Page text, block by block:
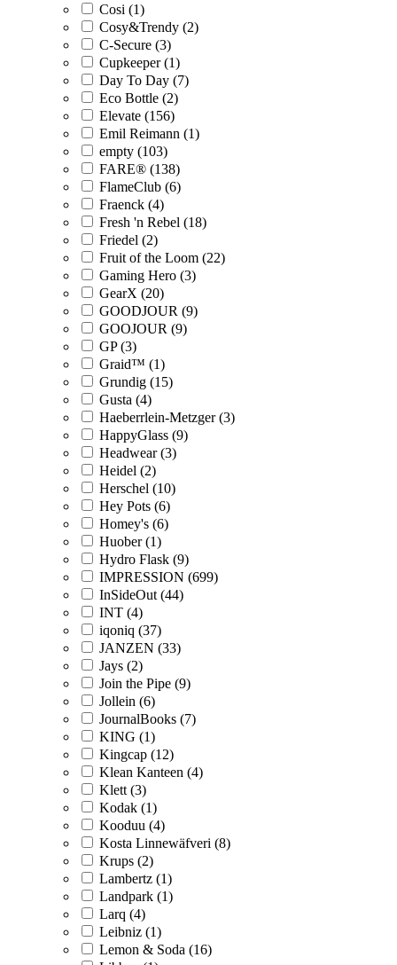
Cosi (1)
Cosy&Trendy (2)
C-Secure (3)
Cupkeeper (1)
Day To Day (7)
Eco Bottle (2)
Elevate (156)
Emil Reimann (1)
empty (103)
FARE® (138)
FlameClub (6)
Fraenck (4)
Fresh 'n Rebel (18)
Friedel (2)
Fruit of the Loom (22)
Gaming Hero (3)
GearX (20)
GOODJOUR (9)
GOOJOUR (9)
GP (3)
Graid™ (1)
Grundig (15)
Gusta (4)
Haeberrlein-Metzger (3)
HappyGlass (9)
Headwear (3)
Heidel (2)
Herschel (10)
Hey Pots (6)
Homey's (6)
Huober (1)
Hydro Flask (9)
IMPRESSION (699)
InSideOut (44)
INT (4)
iqoniq (37)
JANZEN (33)
Jays (2)
Join the Pipe (9)
Jollein (6)
JournalBooks (7)
KING (1)
Kingcap (12)
Klean Kanteen (4)
Klett (3)
Kodak (1)
Kooduu (4)
Kosta Linnewäfveri (8)
Krups (2)
Lambertz (1)
Landpark (1)
Larq (4)
Leibniz (1)
Lemon & Soda (16)